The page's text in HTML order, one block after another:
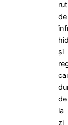
de
și
de
la
zi